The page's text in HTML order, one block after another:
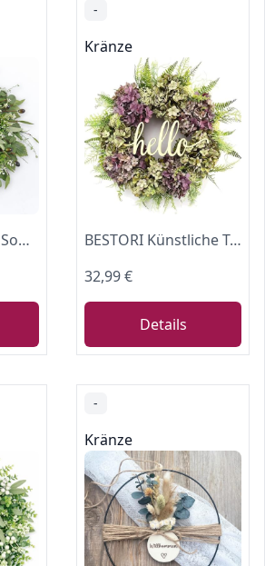
ASTNIC Türkranz Sommer, 52cm Türkranz Ganzjährig Eukalyptus Kranz Haustür
-
Kränze
BESTORI Künstliche Türkranz Hortensien Falsche Blume Kranz Bauernhaus
32,99 €
Details
-
Kränze